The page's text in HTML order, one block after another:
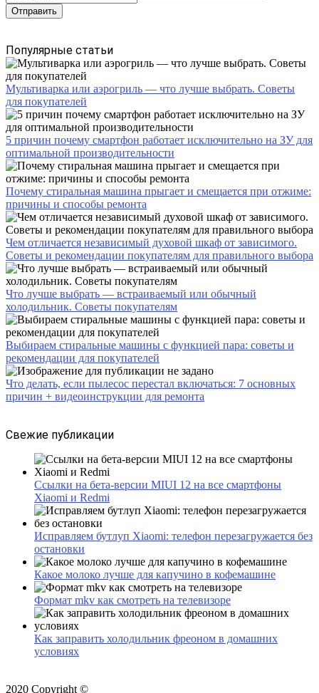
Популярные статьи
Мультиварка или аэрогриль — что лучше выбрать. Советы
для покупателей
5 причин почему смартфон работает исключительно на ЗУ для
оптимальной производительности
Почему стиральная машина прыгает и смещается при отжиме:
причины и способы ремонта
Чем отличается независимый духовой шкаф от зависимого.
Советы и рекомендации покупателям для правильного выбора
Что лучше выбрать — встраиваемый или обычный
холодильник. Советы покупателям
Выбираем стиральные машины с функцией пара: советы и
рекомендации для покупателей
Что делать, если пылесос перестал включаться: 7 основных
причин + видеоинструкции для ремонта
Свежие публикации
Ссылки на бета-версии MIUI 12 на все смартфоны
Xiaomi и Redmi
Исправляем бутлуп Xiaomi: телефон перезагружается без
остановки
Какое молоко лучше для капучино в кофемашине
Формат mkv как смотреть на телевизоре
Как заправить холодильник фреоном в домашних
условиях
2020 Copyright ©